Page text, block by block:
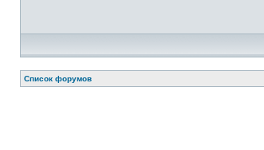
Список форумов